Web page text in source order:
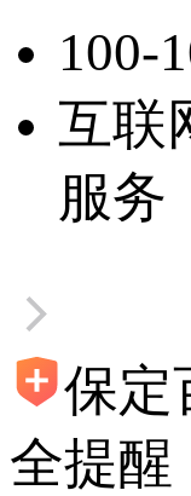
100-
互联
服务
保定
全提醒